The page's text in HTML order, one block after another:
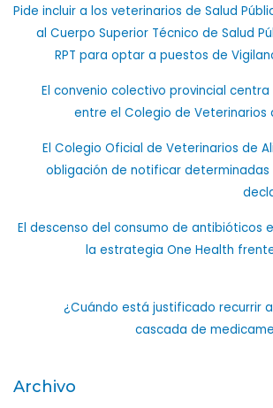
Pide incluir a los veterinarios de Salud
al Cuerpo Superior Técnico de Salud
RPT para optar a puestos de
El convenio colectivo provincial centra
entre el Colegio de Veterinarios
El Colegio Oficial de Veterinarios de
obligación de notificar
El descenso del consumo de antibióticos
la estrategia One Health
¿Cuándo está justificado recurrir
cascada de
Archivo